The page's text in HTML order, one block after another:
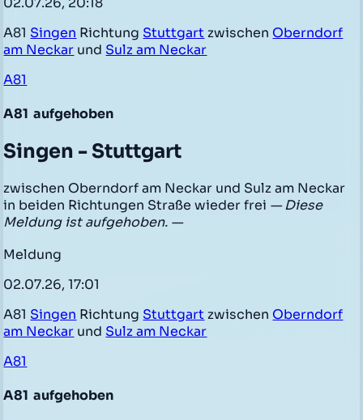
A81 Singen Richtung Stuttgart zwischen Oberndorf
am Neckar und Sulz am Neckar
A81
A81 aufgehoben
Singen - Stuttgart
zwischen Oberndorf am Neckar und Sulz am Neckar
in beiden Richtungen Straße wieder frei — Diese
Meldung ist aufgehoben. —
Meldung
02.07.26, 17:01
A81 Singen Richtung Stuttgart zwischen Oberndorf
am Neckar und Sulz am Neckar
A81
A81 aufgehoben